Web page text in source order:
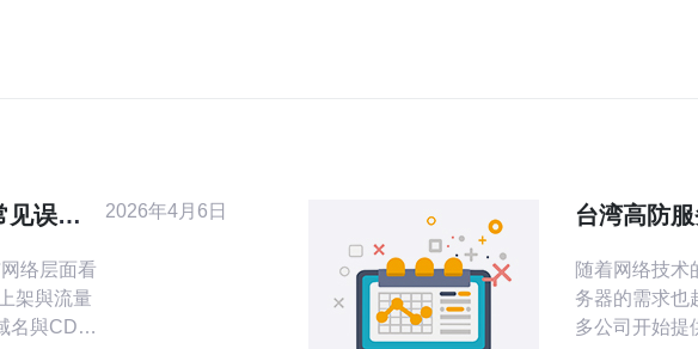
见误区
络层面看
架與流量
名與CDN
2026年4月6日
台湾高防
随着网络技术
务器的需求也
多公司开始提